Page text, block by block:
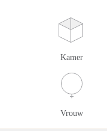
Kamer
Vrouw